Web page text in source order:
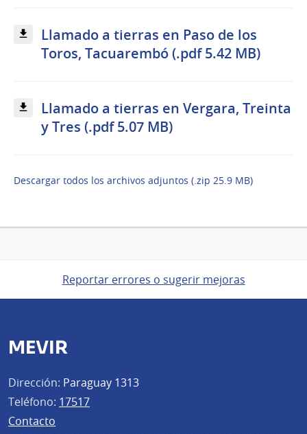
Llamado a tierras en Paso de los
Toros, Tacuarembó (.pdf 5.42 MB)
Llamado a tierras en Vergara, Treinta
y Tres (.pdf 5.07 MB)
Descargar todos los archivos adjuntos (.zip 25.9 MB)
Reportar errores o sugerir mejoras
MEVIR
Dirección: Paraguay 1313
Teléfono: 17517
Contacto